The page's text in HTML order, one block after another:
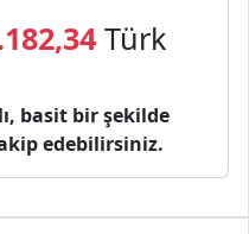
Türk
basit bir şekilde
edebilirsiniz.